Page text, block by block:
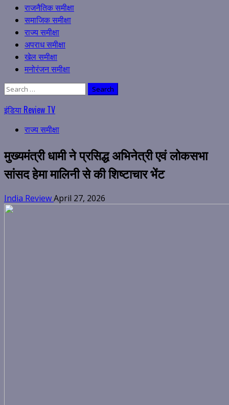
Primary
Menu
राजनैतिक समीक्षा
समाजिक समीक्षा
राज्य समीक्षा
अपराध समीक्षा
खेल समीक्षा
मनोरंजन समीक्षा
Search
इंडिया Review TV
राज्य समीक्षा
मुख्यमंत्री धामी ने प्रसिद्ध अभिनेत्री एवं लोकसभा
सांसद हेमा मालिनी से की शिष्टाचार भेंट
India ReviewApril 27, 2026